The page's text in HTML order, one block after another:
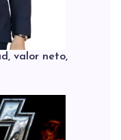
valor neto,